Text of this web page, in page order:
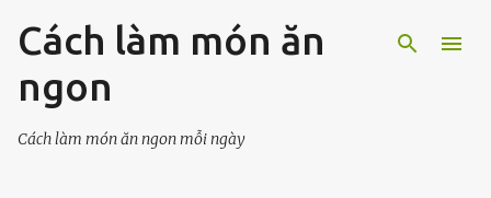
Chuyển đến nội dung chính
Cách làm món ăn
ngon
Cách làm món ăn ngon mỗi ngày